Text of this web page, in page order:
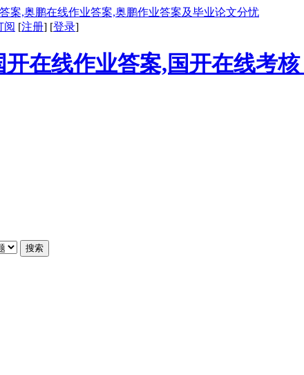
案,奥鹏在线作业答案,奥鹏作业答案及毕业论文分忧
阅 [注册] [登录]
搜索